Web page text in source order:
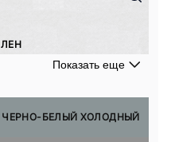
ЛЕН
Показать еще
ЧЕРНО-БЕЛЫЙ ХОЛОДНЫЙ